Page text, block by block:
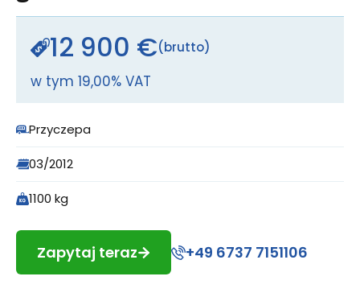
12 900 €(brutto)
w tym 19,00% VAT
Przyczepa
03/2012
1100 kg
Zapytaj teraz +49 6737 7151106